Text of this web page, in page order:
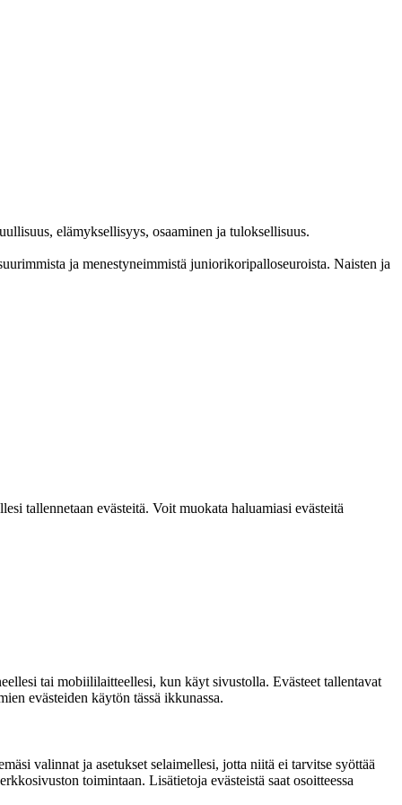
elämyk­sellisyys, osaaminen ja tulok­sellisuus.
ja menes­tyneim­mistä juni­ori­kori­pallo­seuroista. Naisten ja
tallennetaan evästeitä. Voit muokata haluamiasi evästeitä
tai mobiililaitteellesi, kun käyt sivustolla. Evästeet tallentavat
evästeiden käytön tässä ikkunassa.
valinnat ja asetukset selaimellesi, jotta niitä ei tarvitse syöttää
toimintaan. Lisätietoja evästeistä saat osoitteessa